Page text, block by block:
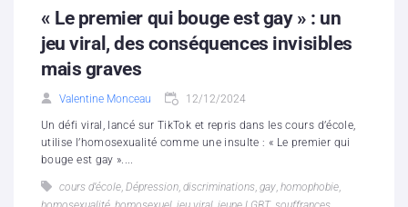
« Le premier qui bouge est gay » : un
jeu viral, des conséquences invisibles
mais graves
Valentine Monceau 12/12/2024
Un défi viral, lancé sur TikTok et repris dans les cours d’école,
utilise l’homosexualité comme une insulte : « Le premier qui
bouge est gay »....
cours d’école, Dépression, discriminations, gay, homophobie,